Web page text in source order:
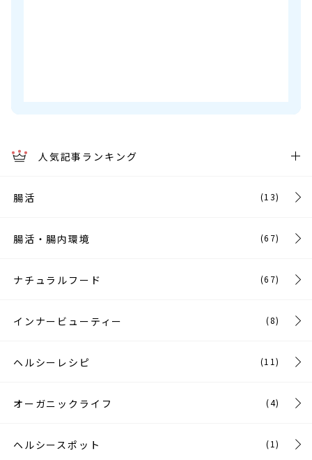
人気記事ランキング
腸活 (13)
腸活・腸内環境 (67)
ナチュラルフード (67)
インナービューティー (8)
ヘルシーレシピ (11)
オーガニックライフ (4)
ヘルシースポット (1)